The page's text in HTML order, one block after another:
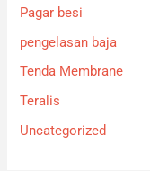
Pagar besi
pengelasan baja
Tenda Membrane
Teralis
Uncategorized